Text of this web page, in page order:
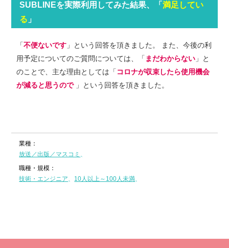
SUBLINEを実際利⽤してみた結果、「満足してい
る 」
「不便ないです 」という回答を頂きました。 また、今後の利
⽤予定についてのご質問については、「 まだわからない 」と
のことで、主な理由としては「 コロナが収束したら使用機会
が減ると思うので」という回答を頂きました。
業種：
放送／出版／マスコミ
職種・規模：
技術・エンジニア
10人以上～100人未満